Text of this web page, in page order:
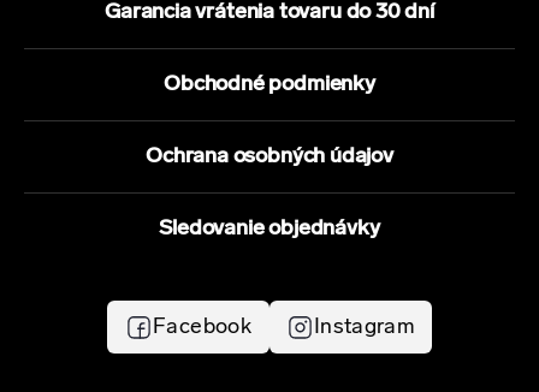
Garancia vrátenia tovaru do 30 dní
Obchodné podmienky
Ochrana osobných údajov
Sledovanie objednávky
Facebook Instagram